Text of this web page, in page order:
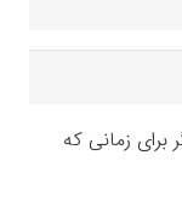
برای زمانی که